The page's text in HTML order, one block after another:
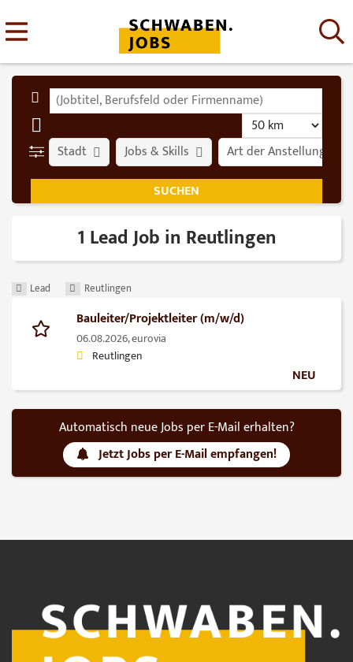
Stadt Art der Anstellung
Jobs & Skills
1 Lead Job in Reutlingen
Lead Reutlingen
Bauleiter/Projektleiter (m/w/d)
06.08.2026,eurovia
Reutlingen
NEU
Automatisch neue Jobs per E-Mail erhalten?
Jetzt Jobs per E-Mail empfangen!